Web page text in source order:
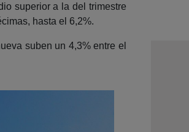
superior a la del trimestre
hasta el 6,2%.
suben un 4,3% entre el